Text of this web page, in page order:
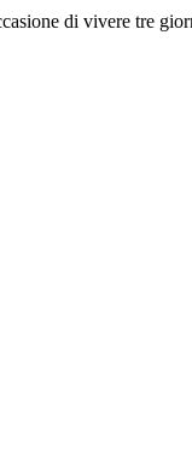
di vivere tre